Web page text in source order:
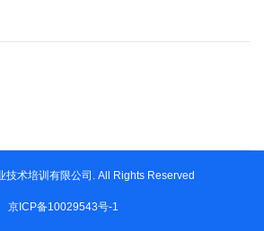
技术培训有限公司. All Rights Reserved
京ICP备10029543号-1